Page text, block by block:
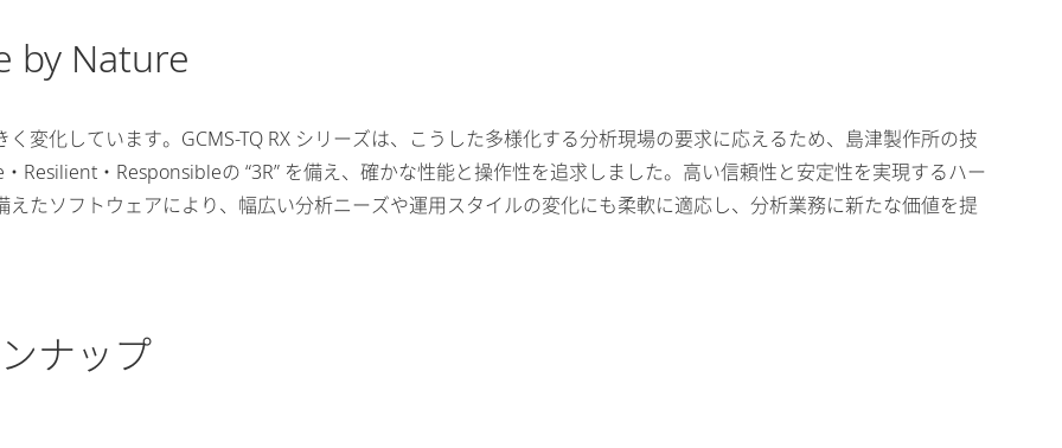
by Nature
変化しています。GCMS-TQ RX シリーズは、こうした多様化する分析現場の要求に応えるため、島津製作所の技
Resilient・Responsibleの “3R” を備え、確かな性能と操作性を追求しました。高い信頼性と安定性を実現するハー
たソフトウェアにより、幅広い分析ニーズや運用スタイルの変化にも柔軟に適応し、分析業務に新たな価値を提
ナップ